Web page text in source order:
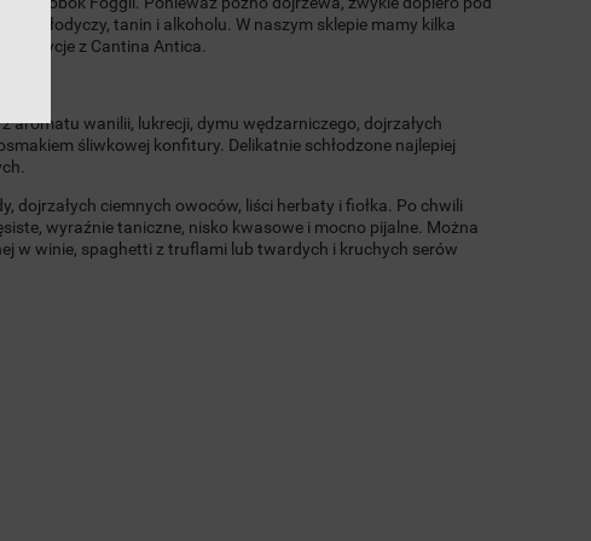
słodyczy, tanin i alkoholu. W naszym sklepie mamy kilka
pozycje z Cantina Antica.
wanilii, lukrecji, dymu wędzarniczego, dojrzałych
śliwkowej konfitury. Delikatnie schłodzone najlepiej
dojrzałych ciemnych owoców, liści herbaty i fiołka. Po chwili
wyraźnie taniczne, nisko kwasowe i mocno pijalne. Można
w winie, spaghetti z truflami lub twardych i kruchych serów